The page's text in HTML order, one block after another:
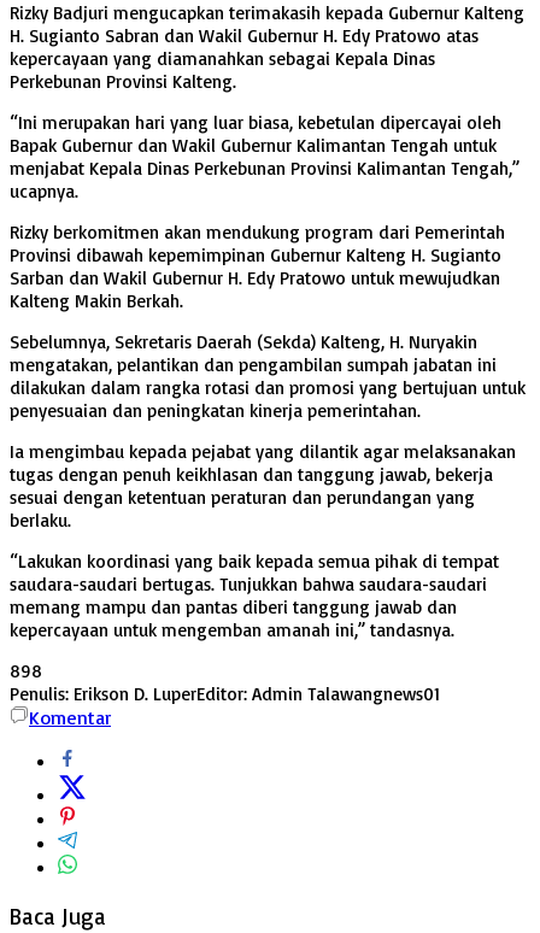
Rizky Badjuri mengucapkan terimakasih kepada Gubernur Kalteng
H. Sugianto Sabran dan Wakil Gubernur H. Edy Pratowo atas
kepercayaan yang diamanahkan sebagai Kepala Dinas
Perkebunan Provinsi Kalteng.
“Ini merupakan hari yang luar biasa, kebetulan dipercayai oleh
Bapak Gubernur dan Wakil Gubernur Kalimantan Tengah untuk
menjabat Kepala Dinas Perkebunan Provinsi Kalimantan Tengah,”
ucapnya.
Rizky berkomitmen akan mendukung program dari Pemerintah
Provinsi dibawah kepemimpinan Gubernur Kalteng H. Sugianto
Sarban dan Wakil Gubernur H. Edy Pratowo untuk mewujudkan
Kalteng Makin Berkah.
Sebelumnya, Sekretaris Daerah (Sekda) Kalteng, H. Nuryakin
mengatakan, pelantikan dan pengambilan sumpah jabatan ini
dilakukan dalam rangka rotasi dan promosi yang bertujuan untuk
penyesuaian dan peningkatan kinerja pemerintahan.
Ia mengimbau kepada pejabat yang dilantik agar melaksanakan
tugas dengan penuh keikhlasan dan tanggung jawab, bekerja
sesuai dengan ketentuan peraturan dan perundangan yang
berlaku.
“Lakukan koordinasi yang baik kepada semua pihak di tempat
saudara-saudari bertugas. Tunjukkan bahwa saudara-saudari
memang mampu dan pantas diberi tanggung jawab dan
kepercayaan untuk mengemban amanah ini,” tandasnya.
898
Penulis: Erikson D. LuperEditor: Admin Talawangnews01
Komentar
Baca Juga